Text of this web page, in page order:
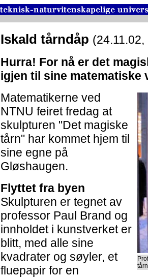
Iskald tårndåp
Hurra! For nå er det
igjen til sine matematiske
Matematikerne ved
NTNU feiret fredag at
skulpturen "Det magiske
tårn" har kommet hjem til
sine egne på
Gløshaugen.
Flyttet fra byen
Skulpturen er tegnet av
professor Paul Brand og
innholdet i kunstverket er
blitt, med alle sine
kvadrater og søyler, et
fluepapir for en